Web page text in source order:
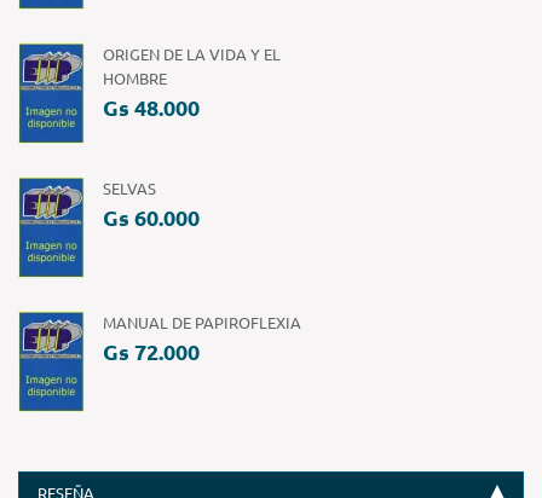
ORIGEN DE LA VIDA Y EL
HOMBRE
Gs 48.000
SELVAS
Gs 60.000
MANUAL DE PAPIROFLEXIA
Gs 72.000
RESEÑA